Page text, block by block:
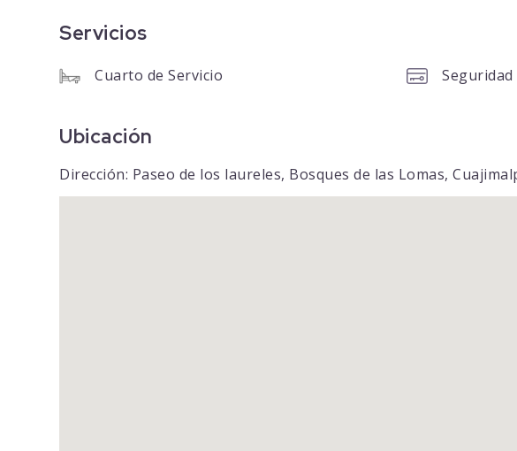
Servicios
Cuarto de Servicio Seguridad
Ubicación
Dirección: Paseo de los laureles, Bosques de las Lomas,